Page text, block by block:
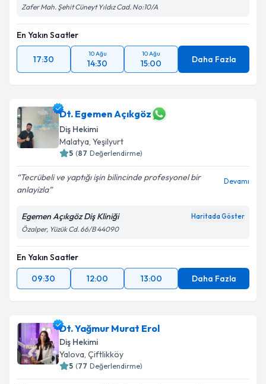
Zafer Mah. Şehit Cüneyt Yıldız Cad. No:10/A
En Yakın Saatler
17:30
10 Ağu
14:30
10 Ağu
15:00 Daha Fazla
Dt. Egemen Açıkgöz
Diş Hekimi
Malatya, Yeşilyurt
5 (87 Değerlendirme)
Tecrübeli ve yaptığı işin bilincinde profesyonel bir
anlayizla
Devamı
Egemen Açıkgöz Diş Kliniği Haritada Göster
Özalper, Yüzük Cd. 66/B 44090
En Yakın Saatler
09:30
12:00 13:00 Daha Fazla
Dt. Yağmur Murat Erol
Diş Hekimi
Yalova, Çiftlikköy
5 (77 Değerlendirme)